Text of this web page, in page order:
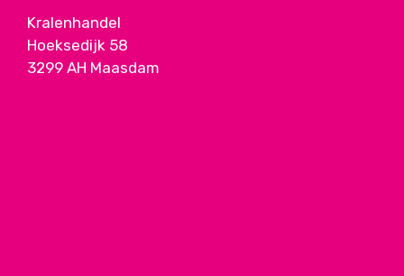
Kralenhandel
Hoeksedijk 58
3299 AH Maasdam